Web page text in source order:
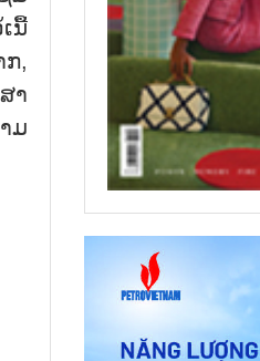
ນື້​
ກ,
າ​
ມ